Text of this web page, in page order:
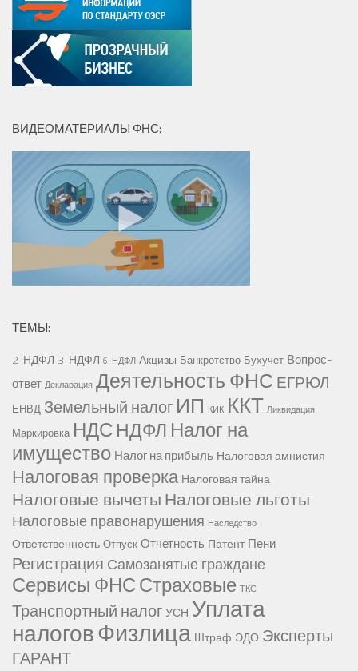
ВИДЕОМАТЕРИАЛЫ ФНС:
ТЕМЫ:
2-НДФЛ 3-НДФЛ 6-НДФЛ Акцизы Банкротство Бухучет Вопрос-
ответ Декларация Деятельность ФНС ЕГРЮЛ
ЕНВД Земельный налог ИП КИК ККТ Ликвидация
Маркировка НДС НДФЛ Налог на
имущество Налог на прибыль Налоговая амнистия
Налоговая проверка Налоговая тайна
Налоговые вычетыНалоговые льготы
Налоговые правонарушения Наследство
Ответственность Отпуск Отчетность Патент Пени
Регистрация Самозанятые граждане
Сервисы ФНССтраховые ТКС
Транспортный налогУСН Уплата
налоговФизлица Штраф ЭДО Эксперты
ГАРАНТ